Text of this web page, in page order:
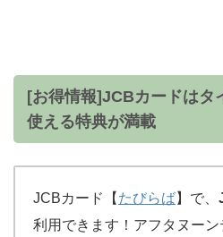
[お得情報]JCBカードはタ
使える特典が満載
JCBカード【 たびらば】で、
利用できます！アフタヌー